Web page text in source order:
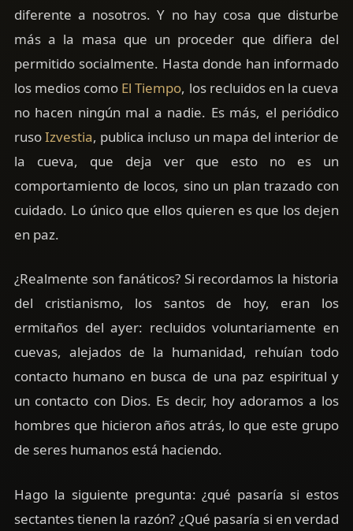
diferente a nosotros. Y no hay cosa que disturbe
más a la masa que un proceder que difiera del
permitido socialmente. Hasta donde han informado
los medios como El Tiempo, los recluidos en la cueva
no hacen ningún mal a nadie. Es más, el periódico
rusoIzvestia, publica incluso un mapa del interior de
la cueva, que deja ver que esto no es un
comportamiento de locos, sino un plan trazado con
cuidado. Lo único que ellos quieren es que los dejen
en paz.
¿Realmente son fanáticos? Si recordamos la historia
del cristianismo, los santos de hoy, eran los
ermitaños del ayer: recluidos voluntariamente en
cuevas, alejados de la humanidad, rehuían todo
contacto humano en busca de una paz espiritual y
un contacto con Dios. Es decir, hoy adoramos a los
hombres que hicieron años atrás, lo que este grupo
de seres humanos está haciendo.
Hago la siguiente pregunta: ¿qué pasaría si estos
sectantes tienen la razón? ¿Qué pasaría si en verdad